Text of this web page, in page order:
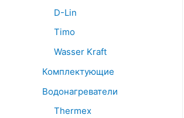
D-Lin
Timo
Wasser Kraft
Комплектующие
Водонагреватели
Thermex